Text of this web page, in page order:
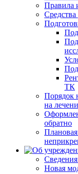
Правила
ТК
Порядок
на
обратно
Новая